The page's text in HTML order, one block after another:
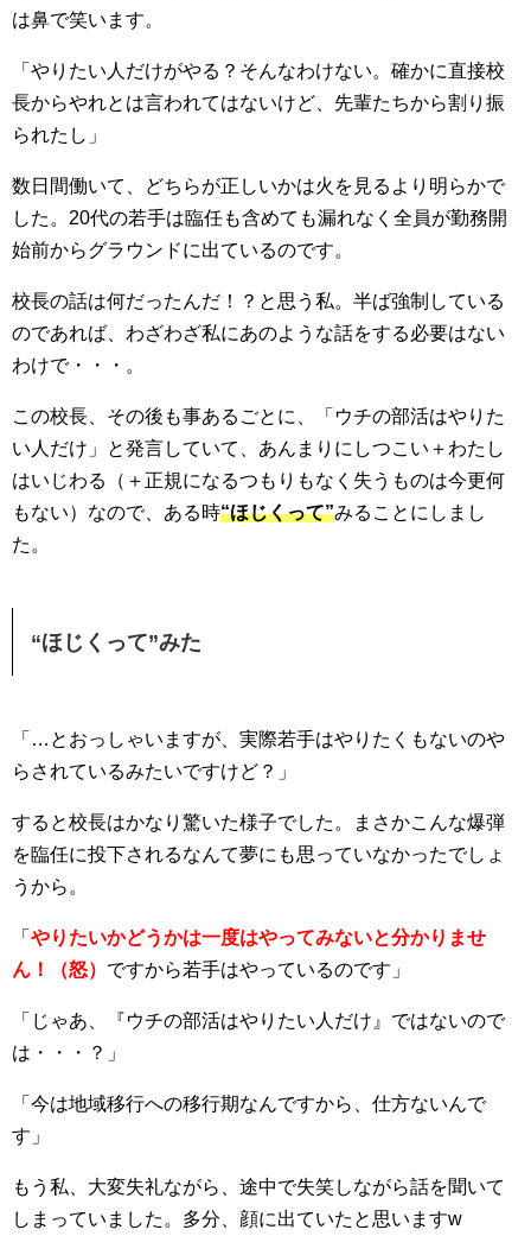
は鼻で笑います。
「やりたい人だけがやる？そんなわけない。確かに直接校
長からやれとは言われてはないけど、先輩たちから割り振
られたし」
数日間働いて、どちらが正しいかは火を見るより明らかで
した。20代の若手は臨任も含めても漏れなく全員が勤務開
始前からグラウンドに出ているのです。
校長の話は何だったんだ！？と思う私。半ば強制している
のであれば、わざわざ私にあのような話をする必要はない
わけで・・・。
この校長、その後も事あるごとに、「ウチの部活はやりた
い人だけ」と発言していて、あんまりにしつこい＋わたし
はいじわる（＋正規になるつもりもなく失うものは今更何
もない）なので、ある時“ほじくって”みることにしまし
た。
“ほじくって”みた
「…とおっしゃいますが、実際若手はやりたくもないのや
らされているみたいですけど？」
すると校長はかなり驚いた様子でした。まさかこんな爆弾
を臨任に投下されるなんて夢にも思っていなかったでしょ
うから。
「 やりたいかどうかは一度はやってみないと分かりませ
ん！（怒） ですから若手はやっているのです」
「じゃあ、『ウチの部活はやりたい人だけ』ではないので
は・・・？」
「今は地域移行への移行期なんですから、仕方ないんで
す」
もう私、大変失礼ながら、途中で失笑しながら話を聞いて
しまっていました。多分、顔に出ていたと思いますw